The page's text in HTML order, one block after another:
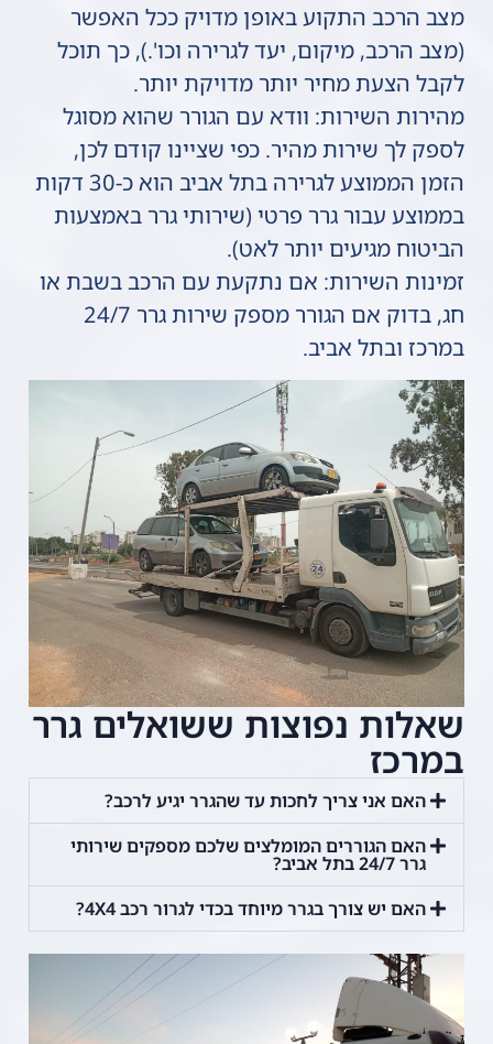
מצב הרכב התקוע באופן מדויק ככל האפשר
(מצב הרכב, מיקום, יעד לגרירה וכו'.), כך תוכל
לקבל הצעת מחיר יותר מדויקת יותר.
מהירות השירות: וודא עם הגורר שהוא מסוגל
לספק לך שירות מהיר. כפי שציינו קודם לכן,
הזמן הממוצע לגרירה בתל אביב הוא כ-30 דקות
בממוצע עבור גרר פרטי (שירותי גרר באמצעות
הביטוח מגיעים יותר לאט).
זמינות השירות: אם נתקעת עם הרכב בשבת או
חג, בדוק אם הגורר מספק שירות גרר 24/7
במרכז ובתל אביב.
שאלות נפוצות ששואלים גרר
במרכז
האם אני צריך לחכות עד שהגרר יגיע לרכב?
האם הגוררים המומלצים שלכם מספקים שירותי
גרר 24/7 בתל אביב?
האם יש צורך בגרר מיוחד בכדי לגרור רכב 4X4?